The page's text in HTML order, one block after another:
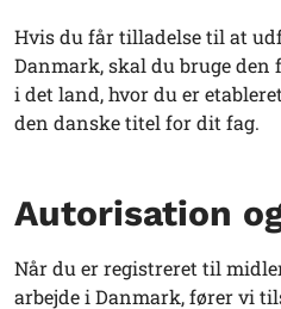
Hvis du får tilladelse til at
Danmark, skal du bruge den
i det land, hvor du er
den danske titel for dit fag.
Autorisation
Når du er registreret til
arbejde i Danmark, fører vi